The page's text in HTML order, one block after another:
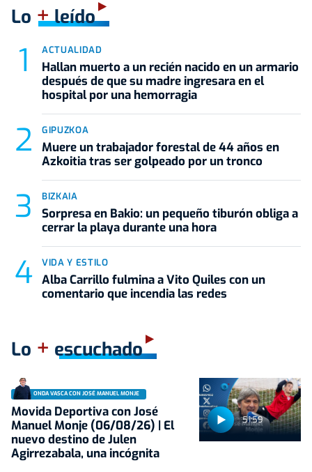
Lo +leído
ACTUALIDAD
Hallan muerto a un recién nacido en un armario
después de que su madre ingresara en el
hospital por una hemorragia
GIPUZKOA
Muere un trabajador forestal de 44 años en
Azkoitia tras ser golpeado por un tronco
BIZKAIA
Sorpresa en Bakio: un pequeño tiburón obliga a
cerrar la playa durante una hora
VIDA Y ESTILO
Alba Carrillo fulmina a Vito Quiles con un
comentario que incendia las redes
Lo + escuchado
51:59
ONDA VASCA CON JOSÉ MANUEL MONJE
Movida Deportiva con José
Manuel Monje (06/08/26) | El
nuevo destino de Julen
Agirrezabala, una incógnita